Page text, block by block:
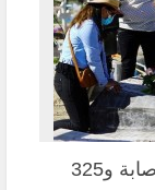
كورونا في المكسيك.. تسجيل 3478 إصابة و325